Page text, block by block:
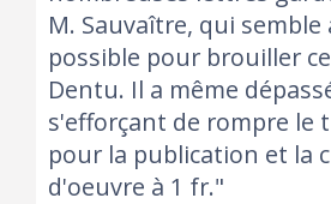
M. Sauvaître, qui
possible pour brouiller
Dentu. Il a même
s'efforçant de rompre le
pour la publication et la
d'oeuvre à 1 fr."‎